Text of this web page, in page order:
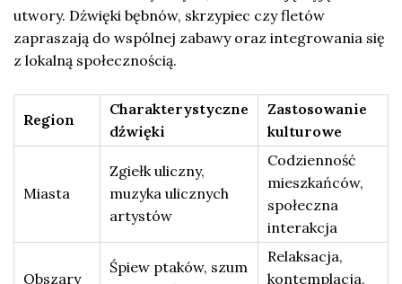
utwory. Dźwięki bębnów, skrzypiec czy fletów
zapraszają do wspólnej zabawy oraz integrowania się
z lokalną społecznością.
Region
Charakterystyczne
dźwięki
Zastosowanie
kulturowe
Miasta
Zgiełk uliczny,
muzyka ulicznych
artystów
Codzienność
mieszkańców,
społeczna
interakcja
Obszary
Śpiew ptaków, szum
Relaksacja,
kontemplacja,